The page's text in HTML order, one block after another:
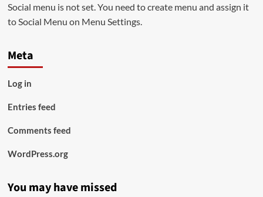
Social menu is not set. You need to create menu and assign it
to Social Menu on Menu Settings.
Meta
Log in
Entries feed
Comments feed
WordPress.org
You may have missed